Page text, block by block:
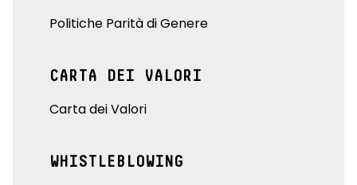
Politiche Parità di Genere
CARTA DEI VALORI
Carta dei Valori
WHISTLEBLOWING